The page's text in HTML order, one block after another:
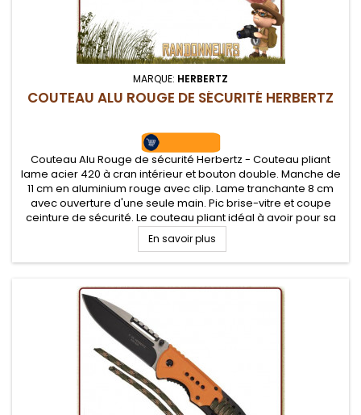
MARQUE: HERBERTZ
COUTEAU ALU ROUGE DE SÉCURITÉ HERBERTZ
Couteau Alu Rouge de sécurité Herbertz - Couteau pliant
lame acier 420 à cran intérieur et bouton double. Manche de
11 cm en aluminium rouge avec clip. Lame tranchante 8 cm
avec ouverture d'une seule main. Pic brise-vitre et coupe
ceinture de sécurité. Le couteau pliant idéal à avoir pour sa
sécurité
En savoir plus